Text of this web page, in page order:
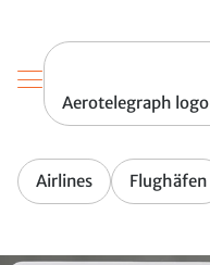
Aerotelegraph logo
Airlines Flughäfen